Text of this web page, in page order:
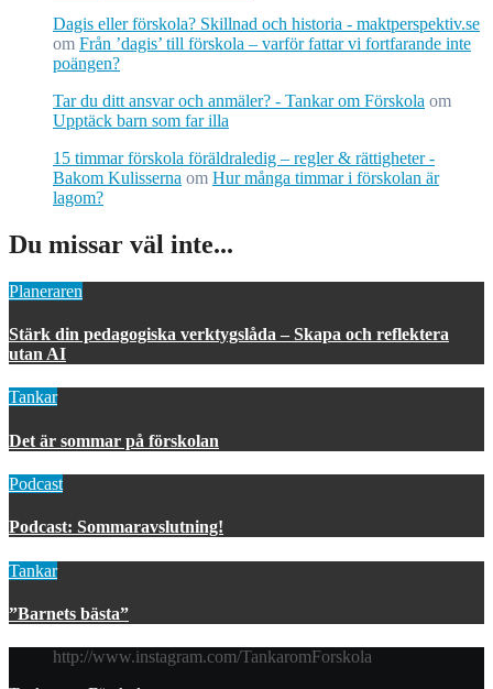
Dagis eller förskola? Skillnad och historia - maktperspektiv.se
om Från ’dagis’ till förskola – varför fattar vi fortfarande inte
poängen?
Tar du ditt ansvar och anmäler? - Tankar om Förskola om
Upptäck barn som far illa
15 timmar förskola föräldraledig – regler & rättigheter -
Bakom Kulisserna om Hur många timmar i förskolan är
lagom?
Du missar väl inte...
Planeraren
Stärk din pedagogiska verktygslåda – Skapa och reflektera
utan AI
Tankar
Det är sommar på förskolan
Podcast
Podcast: Sommaravslutning!
Tankar
”Barnets bästa”
http://www.instagram.com/TankaromForskola